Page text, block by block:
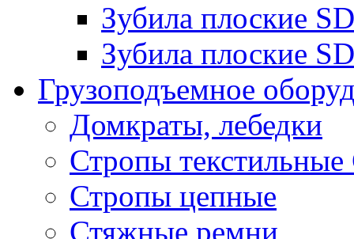
Зубила плоские
Зубила плоские
Грузоподъемное
Домкраты, лебедки
Стропы
Стропы цепные
Стяжные ремни